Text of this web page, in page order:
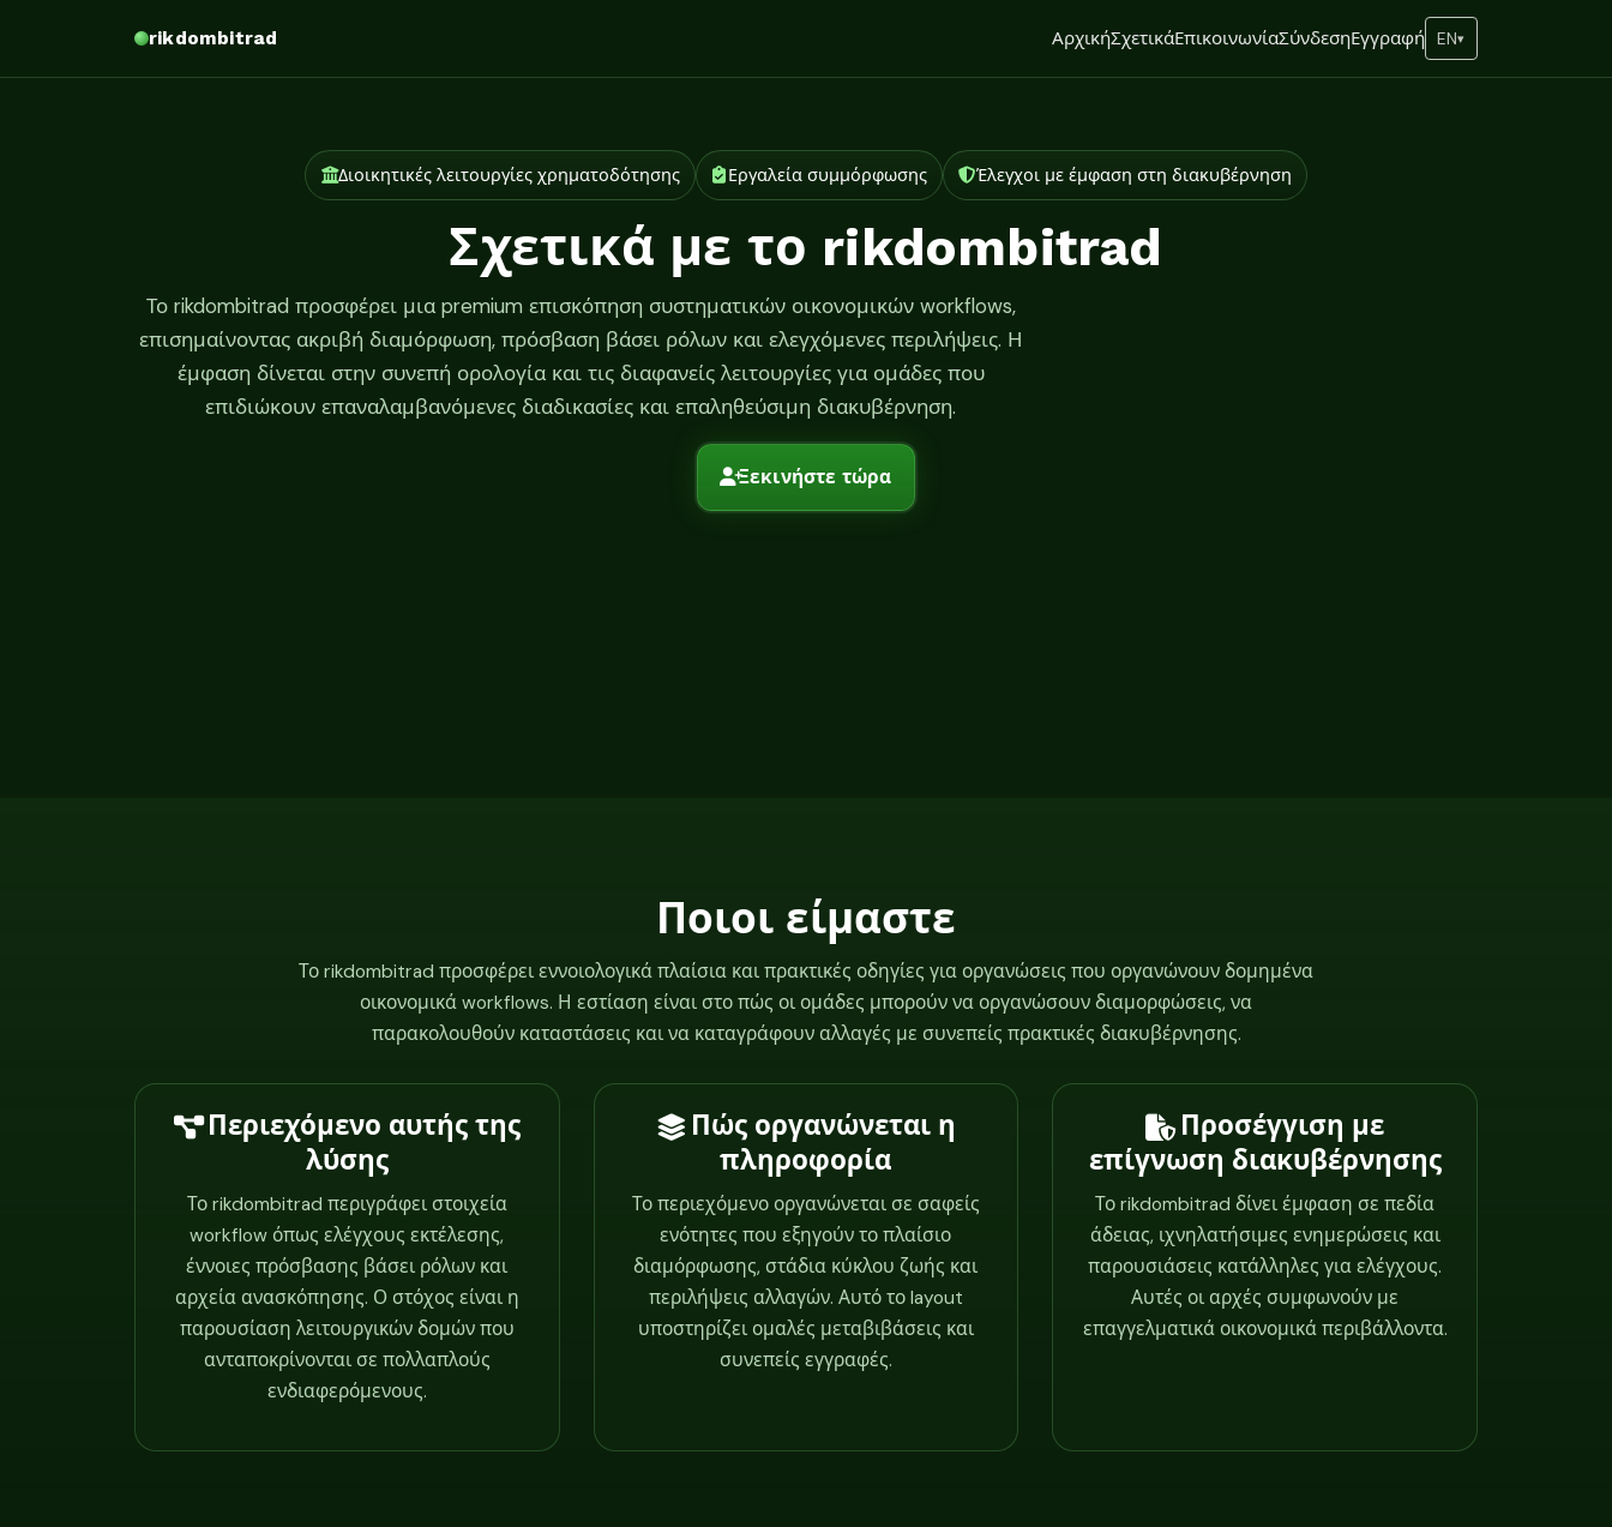
rikdombitrad ΑρχικήΣχετικάΕπικοινωνίαΣύνδεσηΕγγραφή EN▾
Διοικητικές λειτουργίες χρηματοδότησης Εργαλεία συμμόρφωσης Έλεγχοι με έμφαση στη διακυβέρνηση
Σχετικά με το rikdombitrad
Το rikdombitrad προσφέρει μια premium επισκόπηση συστηματικών οικονομικών workflows,
επισημαίνοντας ακριβή διαμόρφωση, πρόσβαση βάσει ρόλων και ελεγχόμενες περιλήψεις. Η
έμφαση δίνεται στην συνεπή ορολογία και τις διαφανείς λειτουργίες για ομάδες που
επιδιώκουν επαναλαμβανόμενες διαδικασίες και επαληθεύσιμη διακυβέρνηση.
Ξεκινήστε τώρα
Ποιοι είμαστε
Το rikdombitrad προσφέρει εννοιολογικά πλαίσια και πρακτικές οδηγίες για οργανώσεις που οργανώνουν δομημένα
οικονομικά workflows. Η εστίαση είναι στο πώς οι ομάδες μπορούν να οργανώσουν διαμορφώσεις, να
παρακολουθούν καταστάσεις και να καταγράφουν αλλαγές με συνεπείς πρακτικές διακυβέρνησης.
Περιεχόμενο αυτής της
λύσης
Το rikdombitrad περιγράφει στοιχεία
workflow όπως ελέγχους εκτέλεσης,
έννοιες πρόσβασης βάσει ρόλων και
αρχεία ανασκόπησης. Ο στόχος είναι η
παρουσίαση λειτουργικών δομών που
ανταποκρίνονται σε πολλαπλούς
ενδιαφερόμενους.
Πώς οργανώνεται η
πληροφορία
Το περιεχόμενο οργανώνεται σε σαφείς
ενότητες που εξηγούν το πλαίσιο
διαμόρφωσης, στάδια κύκλου ζωής και
περιλήψεις αλλαγών. Αυτό το layout
υποστηρίζει ομαλές μεταβιβάσεις και
συνεπείς εγγραφές.
Προσέγγιση με
επίγνωση διακυβέρνησης
Το rikdombitrad δίνει έμφαση σε πεδία
άδειας, ιχνηλατήσιμες ενημερώσεις και
παρουσιάσεις κατάλληλες για ελέγχους.
Αυτές οι αρχές συμφωνούν με
επαγγελματικά οικονομικά περιβάλλοντα.